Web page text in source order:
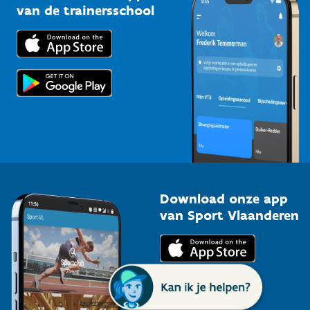
Bedrijven
Trainers en begeleiders
Topsporters
Downloads
Voor de pers
van de trainersschool
Download onze app
van Sport Vlaanderen